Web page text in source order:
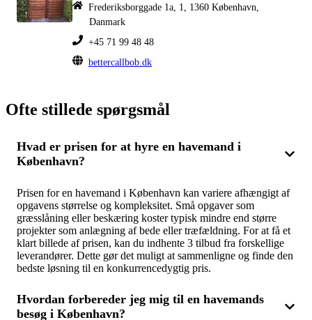
Frederiksborggade 1a, 1, 1360 København,
Danmark
+45 71 99 48 48
bettercallbob.dk
Ofte stillede spørgsmål
Hvad er prisen for at hyre en havemand i
København?
Prisen for en havemand i København kan variere afhængigt af
opgavens størrelse og kompleksitet. Små opgaver som
græsslåning eller beskæring koster typisk mindre end større
projekter som anlægning af bede eller træfældning. For at få et
klart billede af prisen, kan du indhente 3 tilbud fra forskellige
leverandører. Dette gør det muligt at sammenligne og finde den
bedste løsning til en konkurrencedygtig pris.
Hvordan forbereder jeg mig til en havemands
besøg i København?